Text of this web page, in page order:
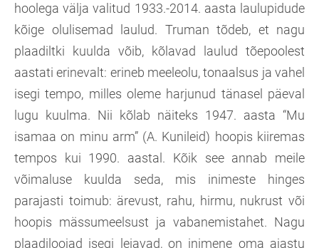
hoolega välja valitud 1933.-2014. aasta laulupidude
kõige olulisemad laulud. Truman tõdeb, et nagu
plaadiltki kuulda võib, kõlavad laulud tõepoolest
aastati erinevalt: erineb meeleolu, tonaalsus ja vahel
isegi tempo, milles oleme harjunud tänasel päeval
lugu kuulma. Nii kõlab näiteks 1947. aasta “Mu
isamaa on minu arm” (A. Kunileid) hoopis kiiremas
tempos kui 1990. aastal. Kõik see annab meile
võimaluse kuulda seda, mis inimeste hinges
parajasti toimub: ärevust, rahu, hirmu, nukrust või
hoopis mässumeelsust ja vabanemistahet. Nagu
plaadiloojad isegi leiavad, on inimene oma ajastu